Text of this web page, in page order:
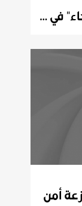
بشـأن إنشاء محمية "وادي القرحاء" في إمارة الشارقة
أمن